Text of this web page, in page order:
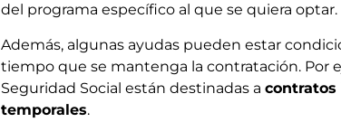
del programa específico al que se quiera optar.
Además, algunas ayudas pueden estar
tiempo que se mantenga la contratación. Por
Seguridad Social están destinadas a
temporales.